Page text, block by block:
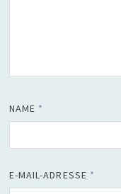
NAME *
E-MAIL-ADRESSE *